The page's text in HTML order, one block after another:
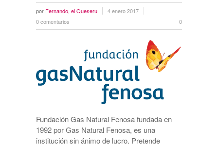
por Fernando, el Queseru
4 enero 2017
0 comentarios
0
Fundación Gas Natural Fenosa fundada en
1992 por Gas Natural Fenosa, es una
institución sin ánimo de lucro. Pretende